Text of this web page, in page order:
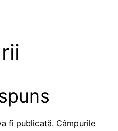
fi publicată. Câmpurile